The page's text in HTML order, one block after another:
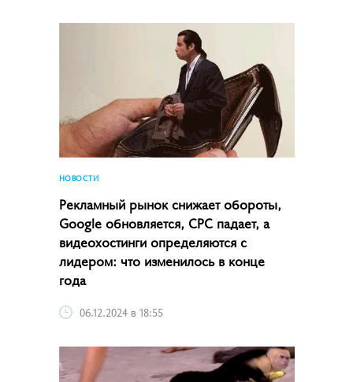
НОВОСТИ
Рекламный рынок снижает обороты,
Google обновляется, CPC падает, а
видеохостинги определяются с
лидером: что изменилось в конце
года
06.12.2024 в 18:55